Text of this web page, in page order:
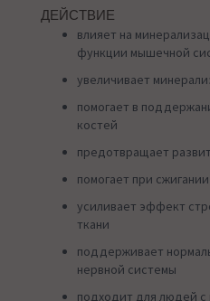
ДЕЙСТВИЕ
влияет на
функции мышечной
увеличивает
помогает в
костей
предотвращает
помогает при
усиливает эффект
ткани
поддерживает
нервной системы
подходит для людей